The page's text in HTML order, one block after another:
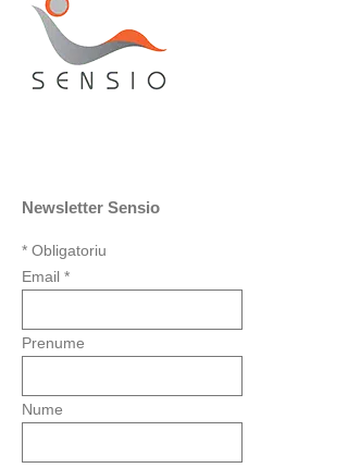
Newsletter Sensio
* Obligatoriu
Email *
Prenume
Nume